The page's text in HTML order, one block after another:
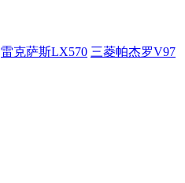
雷克萨斯LX570 三菱帕杰罗V97